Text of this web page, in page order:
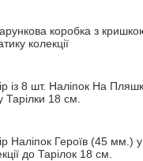
коробка з
колекції
із 8 шт. Наліпок На
Тарілки 18 см.
Наліпок Героїв (45 мм.)
до Тарілок 18 см.